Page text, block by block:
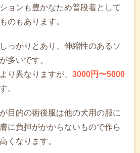
ョンも豊かなため普段着として
のもあります。
っかりとあり、伸縮性のあるソ
多いです。
り異なりますが、 3000円〜5000
。
目的の術後服は他の犬用の服に
に負担がかからないもので作ら
くなります。